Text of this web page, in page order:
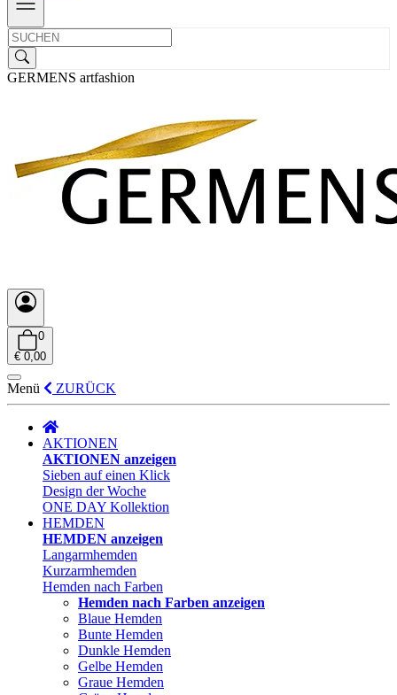
GERMENS artfashion
0
€ 0,00
Menü ZURÜCK
AKTIONEN
AKTIONEN anzeigen
Sieben auf einen Klick
Design der Woche
ONE DAY Kollektion
HEMDEN
HEMDEN anzeigen
Langarmhemden
Kurzarmhemden
Hemden nach Farben
Hemden nach Farben anzeigen
Blaue Hemden
Bunte Hemden
Dunkle Hemden
Gelbe Hemden
Graue Hemden